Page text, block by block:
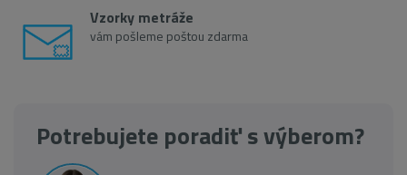
Vzorky metráže
vám pošleme poštou zdarma
Potrebujete poradiť s výberom?